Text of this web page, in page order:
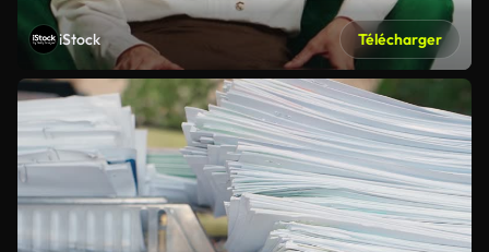
iStock Télécharger